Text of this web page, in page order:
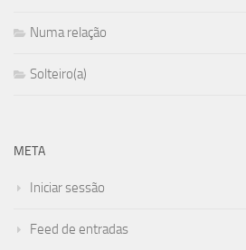
Numa relação
Solteiro(a)
META
Iniciar sessão
Feed de entradas